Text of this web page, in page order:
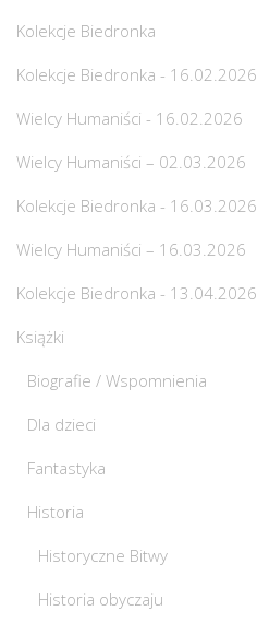
Kolekcje Biedronka
Kolekcje Biedronka - 16.02.2026
Wielcy Humaniści - 16.02.2026
Wielcy Humaniści – 02.03.2026
Kolekcje Biedronka - 16.03.2026
Wielcy Humaniści – 16.03.2026
Kolekcje Biedronka - 13.04.2026
Książki
Biografie / Wspomnienia
Dla dzieci
Fantastyka
Historia
Historyczne Bitwy
Historia obyczaju